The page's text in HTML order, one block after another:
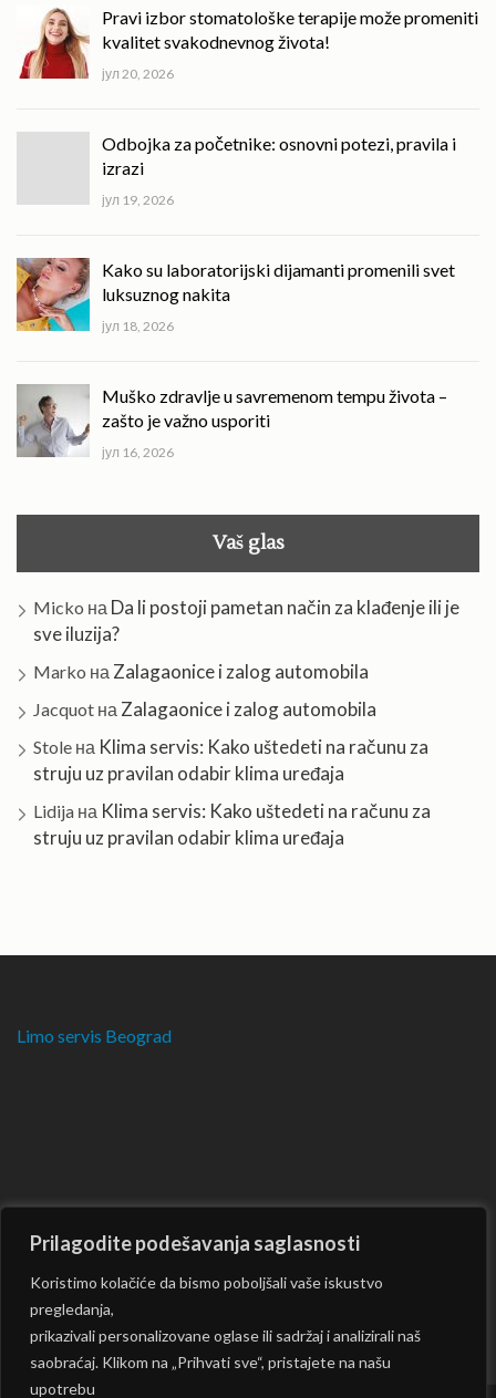
Prilagodite podešavanja saglasnosti
Koristimo kolačiće da bismo poboljšali vaše iskustvo
pregledanja,
prikazivali personalizovane oglase ili sadržaj i analizirali naš
saobraćaj. Klikom na „Prihvati sve“, pristajete na našu
upotrebu
Pravi izbor stomatološke terapije može promeniti
kvalitet svakodnevnog života!
јул 20, 2026
Odbojka za početnike: osnovni potezi, pravila i
izrazi
јул 19, 2026
Kako su laboratorijski dijamanti promenili svet
luksuznog nakita
јул 18, 2026
Muško zdravlje u savremenom tempu života –
zašto je važno usporiti
јул 16, 2026
Vaš glas
Micko на Da li postoji pametan način za klađenje ili je
sve iluzija?
Marko на Zalagaonice i zalog automobila
Jacquot на Zalagaonice i zalog automobila
Stole на Klima servis: Kako uštedeti na računu za
struju uz pravilan odabir klima uređaja
Lidija на Klima servis: Kako uštedeti na računu za
struju uz pravilan odabir klima uređaja
Limo servis Beograd